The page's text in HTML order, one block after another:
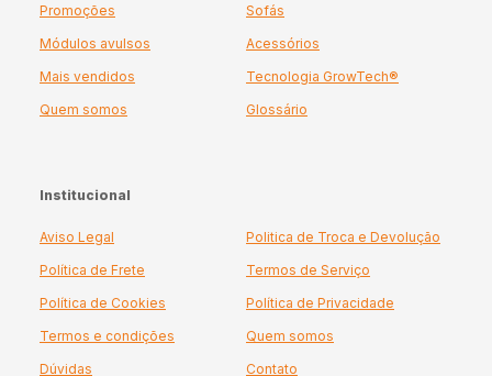
Promoções
Sofás
Módulos avulsos
Acessórios
Mais vendidos
Tecnologia GrowTech®
Quem somos
Glossário
Institucional
Aviso Legal
Politica de Troca e Devolução
Política de Frete
Termos de Serviço
Política de Cookies
Política de Privacidade
Termos e condições
Quem somos
Dúvidas
Contato